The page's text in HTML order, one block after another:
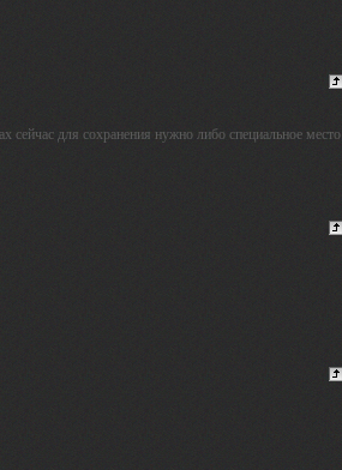
сейчас для сохранения нужно либо специальное место